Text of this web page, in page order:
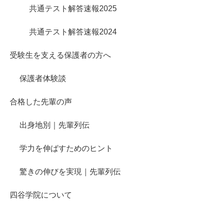
共通テスト解答速報2025
共通テスト解答速報2024
受験生を支える保護者の方へ
保護者体験談
合格した先輩の声
出身地別｜先輩列伝
学力を伸ばすためのヒント
驚きの伸びを実現｜先輩列伝
四谷学院について